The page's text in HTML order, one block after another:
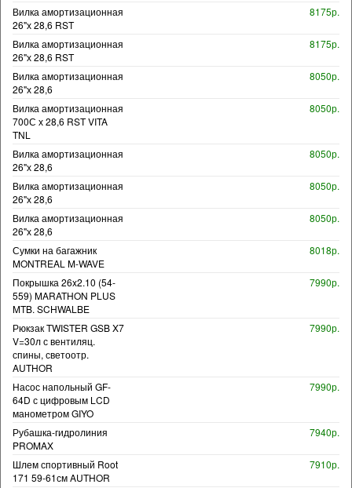
Вилка амортизационная
26"х 28,6 RST
8175р.
Вилка амортизационная
26"х 28,6 RST
8175р.
Вилка амортизационная
26"х 28,6
8050р.
Вилка амортизационная
700С х 28,6 RST VITA
TNL
8050р.
Вилка амортизационная
26"х 28,6
8050р.
Вилка амортизационная
26"х 28,6
8050р.
Вилка амортизационная
26"х 28,6
8050р.
Сумки на багажник
MONTREAL M-WAVE
8018р.
Покрышка 26x2.10 (54-
559) MARATHON PLUS
MTB. SCHWALBE
7990р.
Рюкзак TWISTER GSB X7
V=30л с вентиляц.
спины, светоотр.
AUTHOR
7990р.
Насос напольный GF-
64D с цифровым LCD
манометром GIYO
7990р.
Рубашка-гидролиния
PROMAX
7940р.
Шлем спортивный Root
171 59-61см AUTHOR
7910р.